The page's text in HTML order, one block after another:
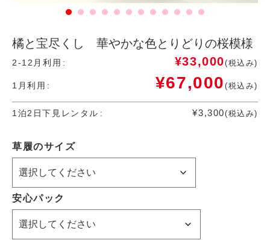
橘と宝尽くし 華やかな色とりどりの桜模様
2-12月利用 ¥33,000(税込み)
1月利用 ¥67,000 (税込み)
1泊2日下見レンタル ¥3,300(税込み)
草履のサイズ
安心パック